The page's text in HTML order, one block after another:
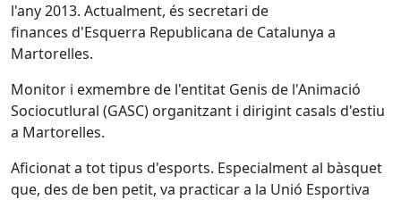
l'any 2013. Actualment, és secretari de
finances d'Esquerra Republicana de Catalunya a
Martorelles.
Monitor i exmembre de l'entitat Genis de l'Animació
Sociocutlural (GASC) organitzant i dirigint casals d'estiu
a Martorelles.
Aficionat a tot tipus d'esports. Especialment al bàsquet
que, des de ben petit, va practicar a la Unió Esportiva